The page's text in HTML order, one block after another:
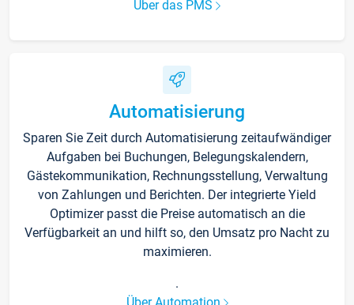
Über das PMS
Automatisierung
Sparen Sie Zeit durch Automatisierung zeitaufwändiger
Aufgaben bei Buchungen, Belegungskalendern,
Gästekommunikation, Rechnungsstellung, Verwaltung
von Zahlungen und Berichten. Der integrierte Yield
Optimizer passt die Preise automatisch an die
Verfügbarkeit an und hilft so, den Umsatz pro Nacht zu
maximieren.
.